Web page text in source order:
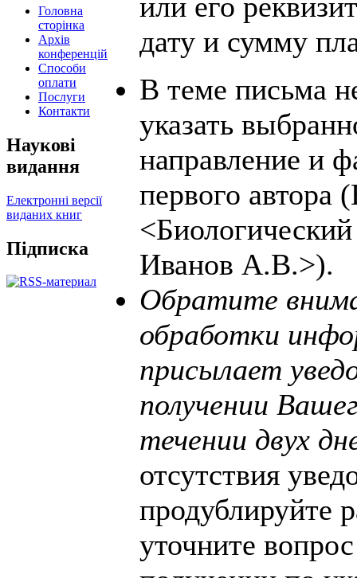
Головна
сторінка
Архів
конференцій
Способи
оплати
Послуги
Контакти
Наукові
видання
Електронні версії
виданих книг
Підписка
дату и сумму
В теме письма
указать
направление и
первого автора
<Биологический
Иванов А.В.>).
Обратите
обработки
присылает
получении
течении двух
отсутствия
продублируйте
уточните